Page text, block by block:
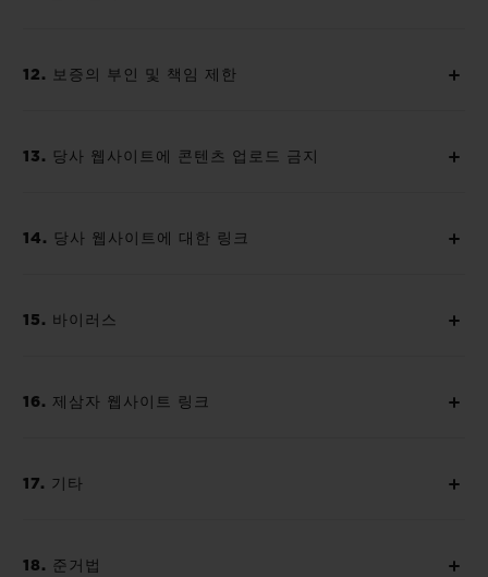
12. 보증의 부인 및 책임 제한
13. 당사 웹사이트에 콘텐츠 업로드 금지
14. 당사 웹사이트에 대한 링크
15. 바이러스
16. 제삼자 웹사이트 링크
17. 기타
18. 준거법